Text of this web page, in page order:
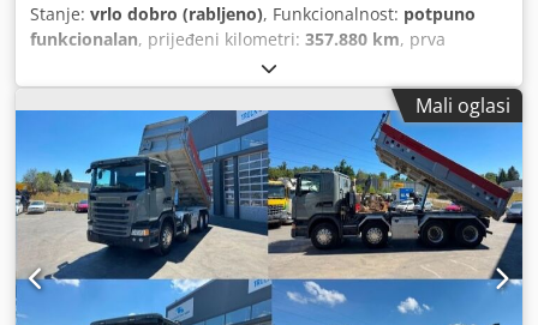
Stanje: vrlo dobro (rabljeno), Funkcionalnost: potpuno
funkcionalan, prijeđeni kilometri: 357.880 km, prva
, vrsta goriva:
osovina:8x4, gorivo:dizel, vrsta prijenosa:mehanički,
emisijska klasa:Euro 5, ovjes:čelik, Godina proizvodnje:
Mali oglasi